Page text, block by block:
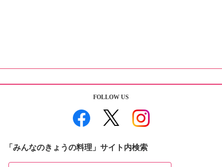
FOLLOW US
「みんなのきょうの料理」サイト内検索